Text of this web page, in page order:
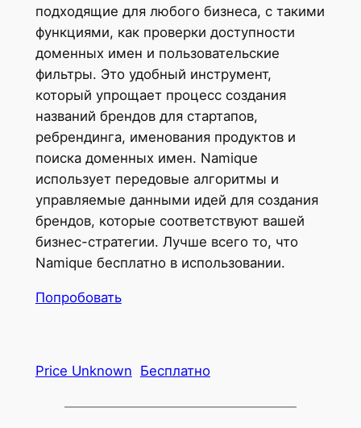
подходящие для любого бизнеса, с такими
функциями, как проверки доступности
доменных имен и пользовательские
фильтры. Это удобный инструмент,
который упрощает процесс создания
названий брендов для стартапов,
ребрендинга, именования продуктов и
поиска доменных имен. Namique
использует передовые алгоритмы и
управляемые данными идей для создания
брендов, которые соответствуют вашей
бизнес-стратегии. Лучше всего то, что
Namique бесплатно в использовании.
Попробовать
Price Unknown Бесплатно